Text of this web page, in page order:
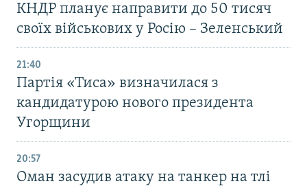
КНДР планує направити до 50 тисяч
своїх військових у Росію – Зеленський
21:40
Партія «Тиса» визначилася з
кандидатурою нового президента
Угорщини
20:57
Оман засудив атаку на танкер на тлі